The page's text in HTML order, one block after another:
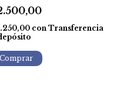
con Transferencia